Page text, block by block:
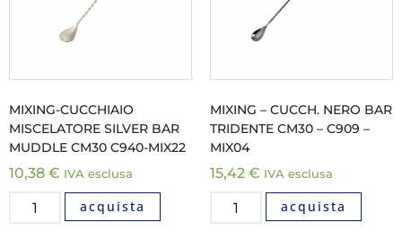
MIXING-CUCCHIAIO
MISCELATORE SILVER BAR
MUDDLE CM30 C940-MIX22
10,38 € IVA esclusa
acquista
MIXING – CUCCH. NERO BAR
TRIDENTE CM30 – C909 –
MIX04
15,42 € IVA esclusa
acquista